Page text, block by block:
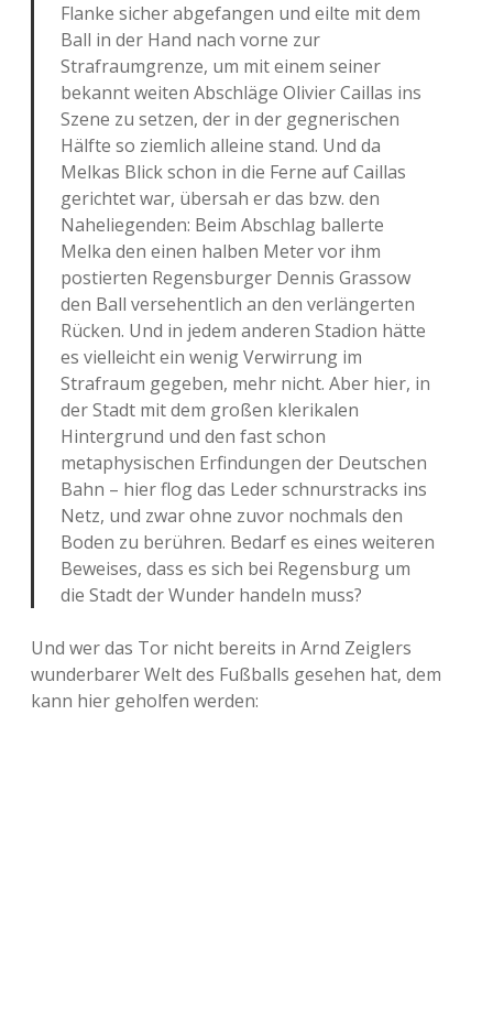
Flanke sicher abgefangen und eilte mit dem
Ball in der Hand nach vorne zur
Strafraumgrenze, um mit einem seiner
bekannt weiten Abschläge Olivier Caillas ins
Szene zu setzen, der in der gegnerischen
Hälfte so ziemlich alleine stand. Und da
Melkas Blick schon in die Ferne auf Caillas
gerichtet war, übersah er das bzw. den
Naheliegenden: Beim Abschlag ballerte
Melka den einen halben Meter vor ihm
postierten Regensburger Dennis Grassow
den Ball versehentlich an den verlängerten
Rücken. Und in jedem anderen Stadion hätte
es vielleicht ein wenig Verwirrung im
Strafraum gegeben, mehr nicht. Aber hier, in
der Stadt mit dem großen klerikalen
Hintergrund und den fast schon
metaphysischen Erfindungen der Deutschen
Bahn – hier flog das Leder schnurstracks ins
Netz, und zwar ohne zuvor nochmals den
Boden zu berühren. Bedarf es eines weiteren
Beweises, dass es sich bei Regensburg um
die Stadt der Wunder handeln muss?
Und wer das Tor nicht bereits in Arnd Zeiglers
wunderbarer Welt des Fußballs gesehen hat, dem
kann hier geholfen werden: